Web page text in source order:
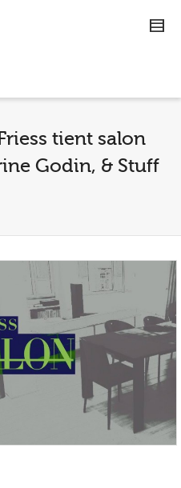
tient salon
Godin, & Stuff